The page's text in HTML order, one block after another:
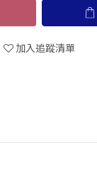
加入追蹤清單